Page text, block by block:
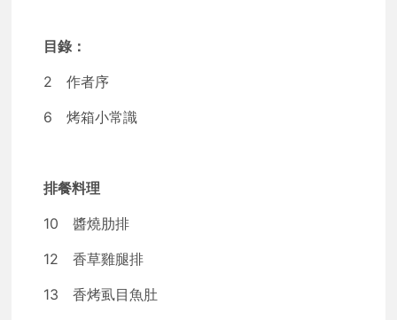
目錄：
2 作者序
6 烤箱小常識
排餐料理
10 醬燒肋排
12 香草雞腿排
13 香烤虱目魚肚